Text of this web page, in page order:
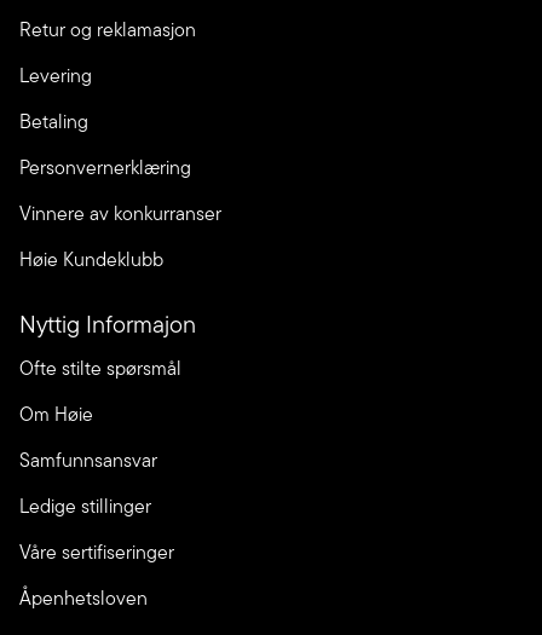
Retur og reklamasjon
Levering
Betaling
Personvernerklæring
Vinnere av konkurranser
Høie Kundeklubb
Nyttig Informajon
Ofte stilte spørsmål
Om Høie
Samfunnsansvar
Ledige stillinger
Våre sertifiseringer
Åpenhetsloven